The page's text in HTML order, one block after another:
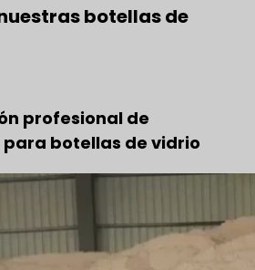
botellas de
profesional de
botellas de vidrio